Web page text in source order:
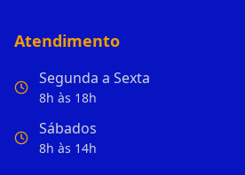
Atendimento
Segunda a Sexta
8h às 18h
Sábados
8h às 14h